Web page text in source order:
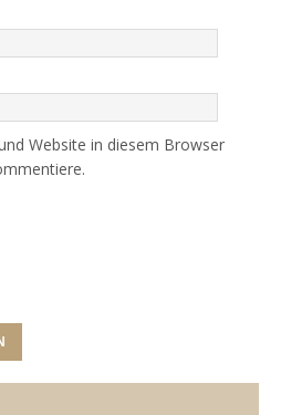
Website in diesem Browser